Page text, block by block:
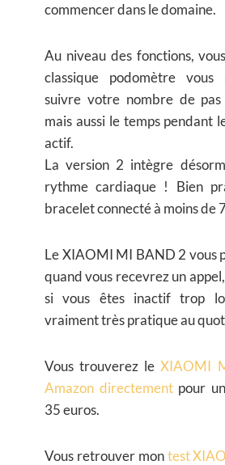
commencer dans le domaine.
Au niveau des fonctions,
classique podomètre
suivre votre nombre de
mais aussi le temps pendant
actif.
La version 2 intègre
rythme cardiaque ! Bien
bracelet connecté à moins de
Le XIAOMI MI BAND 2 vous
quand vous recevrez un
si vous êtes inactif trop
vraiment très pratique au
Vous trouverez leXIAOMI
Amazon directementpour
35 euros.
Vous retrouver montest